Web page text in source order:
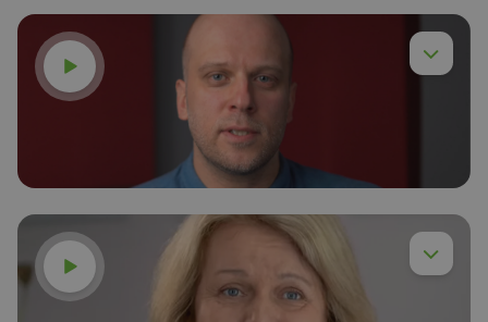
Voir la vidéo
Dr ing. Piotr Chyła
Voir la vidéo
Dr Anna Budzińska